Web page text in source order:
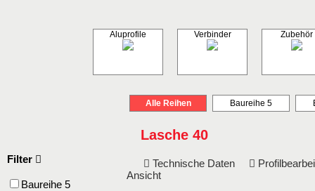
Aluprofile Verbinder Zubehör
Alle Reihen Baureihe 5
Lasche 40
Technische Daten
Ansicht
Filter
Baureihe 5